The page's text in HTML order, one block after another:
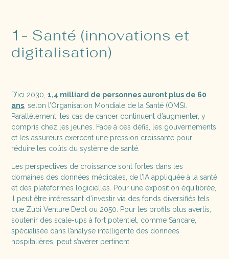
1- Santé (innovations et
digitalisation)
D’ici 2030, 1,4 milliard de personnes auront plus de 60
ans , selon l’Organisation Mondiale de la Santé (OMS).
Parallèlement, les cas de cancer continuent d’augmenter, y
compris chez les jeunes. Face à ces défis, les gouvernements
et les assureurs exercent une pression croissante pour
réduire les coûts du système de santé.
Les perspectives de croissance sont fortes dans les
domaines des données médicales, de l’IA appliquée à la santé
et des plateformes logicielles. Pour une exposition équilibrée,
il peut être intéressant d’investir via des fonds diversifiés tels
que Zubi Venture Debt ou 2050. Pour les profils plus avertis,
soutenir des scale-ups à fort potentiel, comme Sancare,
spécialisée dans l’analyse intelligente des données
hospitalières, peut s’avérer pertinent.